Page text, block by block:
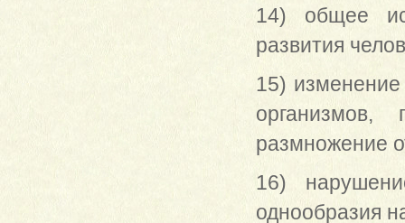
14) общее
развития
15) изменение
размножение
16)
однообразия